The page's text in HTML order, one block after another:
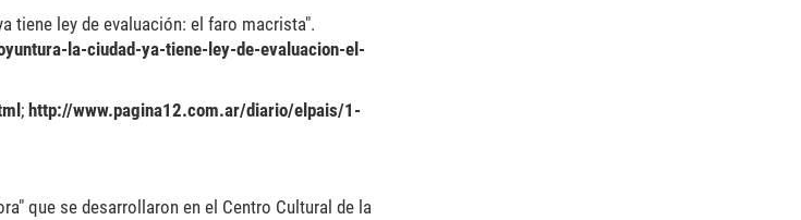
tiene ley de evaluación: el faro macrista".
la-ciudad-ya-tiene-ley-de-evaluacion-el-
; http://www.pagina12.com.ar/diario/elpais/1-
que se desarrollaron en el Centro Cultural de la